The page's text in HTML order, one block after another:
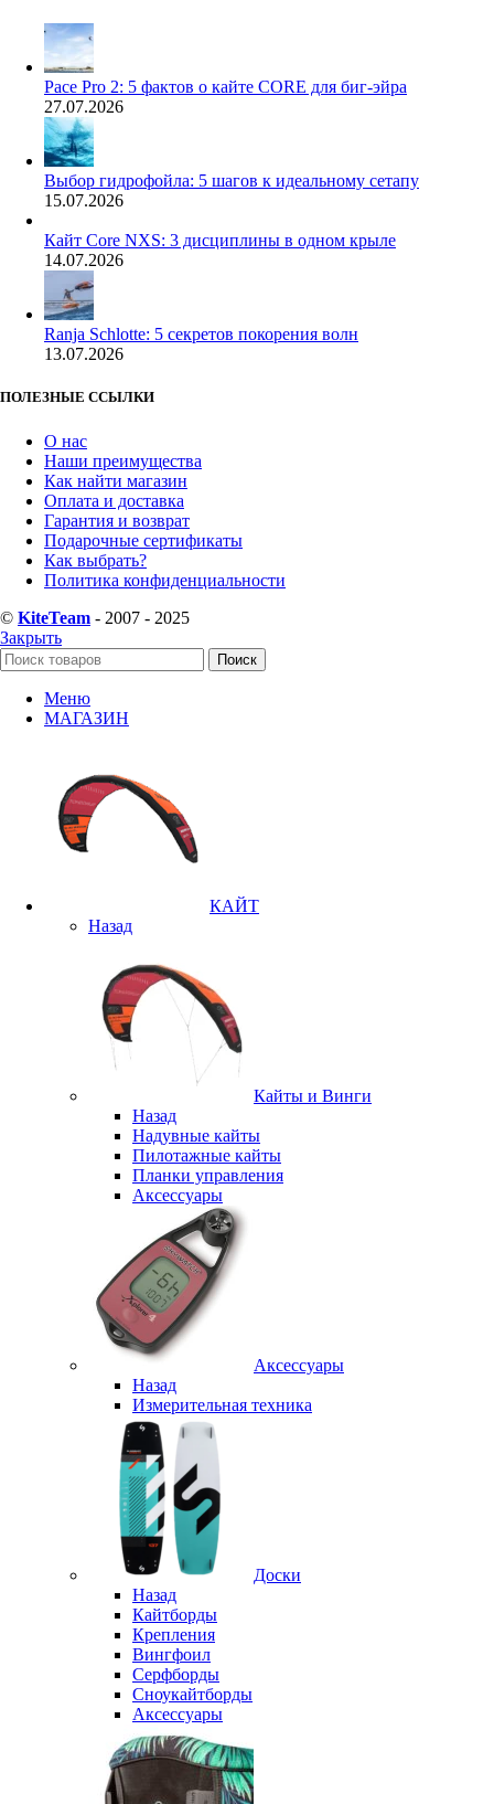
Pace Pro 2: 5 фактов о кайте CORE для биг-эйра
27.07.2026
Выбор гидрофойла: 5 шагов к идеальному сетапу
15.07.2026
Кайт Core NXS: 3 дисциплины в одном крыле
14.07.2026
Ranja Schlotte: 5 секретов покорения волн
13.07.2026
ПОЛЕЗНЫЕ ССЫЛКИ
О нас
Наши преимущества
Как найти магазин
Оплата и доставка
Гарантия и возврат
Подарочные сертификаты
Как выбрать?
Политика конфиденциальности
© KiteTeam - 2007 - 2025
Закрыть
Поиск
Меню
МАГАЗИН
КАЙТ
Назад
Кайты и Винги
Назад
Надувные кайты
Пилотажные кайты
Планки управления
Аксессуары
Аксессуары
Назад
Измерительная техника
Доски
Назад
Кайтборды
Крепления
Вингфоил
Серфборды
Сноукайтборды
Аксессуары